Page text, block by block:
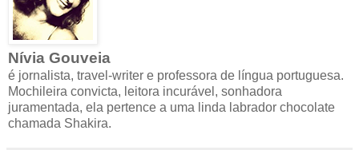
Nívia Gouveia
é jornalista, travel-writer e professora de língua portuguesa.
Mochileira convicta, leitora incurável, sonhadora
juramentada, ela pertence a uma linda labrador chocolate
chamada Shakira.